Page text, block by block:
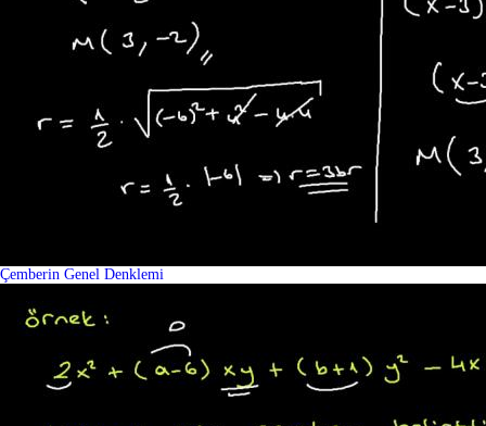
Çemberin Genel Denklemi